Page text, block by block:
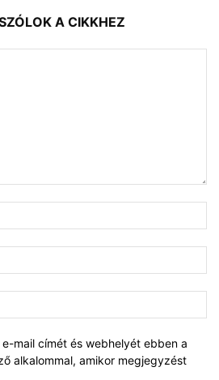
A CIKKHEZ
mail címét és webhelyét ebben a
alkalommal, amikor megjegyzést